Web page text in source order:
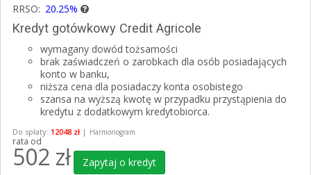
RRSO: 20.25%
Kredyt gotówkowy Credit Agricole
wymagany dowód tożsamości
brak zaświadczeń o zarobkach dla osób posiadających
konto w banku,
niższa cena dla posiadaczy konta osobistego
szansa na wyższą kwotę w przypadku przystąpienia do
kredytu z dodatkowym kredytobiorca.
Do spłaty: 12048 zł | Harmonogram
rata od
502 zł Zapytaj o kredyt